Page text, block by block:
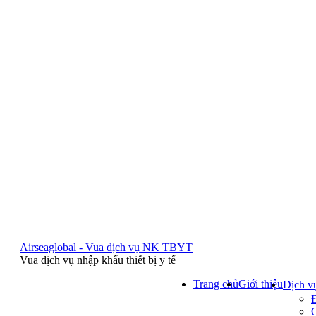
Airseaglobal - Vua dịch vụ NK TBYT
Vua dịch vụ nhập khẩu thiết bị y tế
Trang chủGiới thiệuDịch